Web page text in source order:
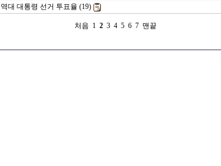
역대 대통령 선거 투표율 (19)
처음 1 2 3 4 5 6 7 맨끝